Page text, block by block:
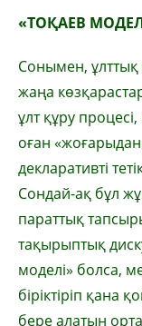
«ТОҚАЕВ
Сонымен, ұлттық
жаңа
ұлт құру
оған
декларативті
Сондай-ақ бұл
параттық
тақырыптық
моделі» болса,
біріктіріп қана
бере алатын